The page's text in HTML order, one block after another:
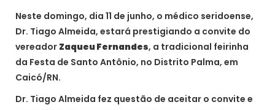
Neste domingo, dia 11 de junho, o médico seridoense,
Dr. Tiago Almeida, estará prestigiando a convite do
vereador Zaqueu Fernandes, a tradicional feirinha
da Festa de Santo Antônio, no Distrito Palma, em
Caicó/RN.
Dr. Tiago Almeida fez questão de aceitar o convite e